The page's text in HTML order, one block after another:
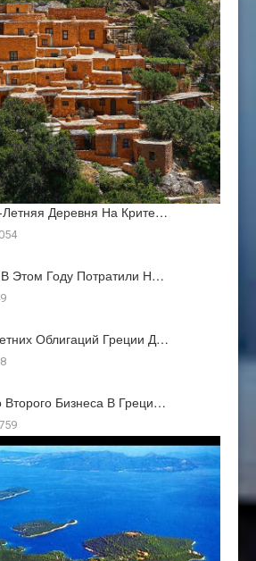
Деревня На Крите…
Этом Году Потратили Н…
Облигаций Греции Д…
Второго Бизнеса В Греци…